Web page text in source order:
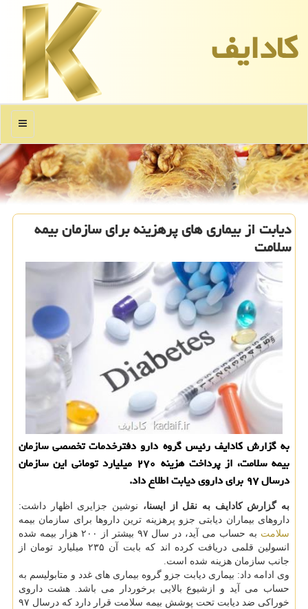
كادایف
منو
دیابت از بیماری های پرهزینه برای سازمان بیمه
سلامت
به گزارش كادایف رئیس گروه دارو دفترخدمات تخصصی سازمان
بیمه سلامت، از پرداخت هزینه ۲۷۰ میلیارد تومانی این سازمان
درسال ۹۷ برای داروی دیابت اطلاع داد.
به گزارش كادایف به نقل از ایسنا، نوشین جزایری اظهار داشت:
داروهای بیماران دیابتی جزو پرهزینه ترین داروها برای سازمان بیمه
سلامت
به حساب می آید، در سال ۹۷ بیشتر از ۲۰۰ هزار بیمه شده
انسولین قلمی دریافت كرده اند كه بابت آن ۲۳۵ میلیارد تومان از
جانب سازمان هزینه شده است.
وی ادامه داد: بیماری دیابت جزو گروه بیماری های غدد و متابولیسم به
حساب می آید و ازشیوع بالایی برخوردار می باشد. هشت داروی
خوراكی ضد دیابت تحت پوشش بیمه سلامت قرار دارد كه درسال ۹۷